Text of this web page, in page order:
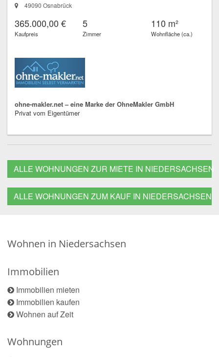
49090 Osnabrück
365.000,00 €
Kaufpreis
5
Zimmer
110 m²
Wohnfläche (ca.)
ohne-makler.net – eine Marke der OhneMakler GmbH
Privat vom Eigentümer
ALLE WOHNUNGEN ZUR MIETE IN NIEDERSACHSEN
ALLE WOHNUNGEN ZUM KAUF IN NIEDERSACHSEN
Wohnen in Niedersachsen
Immobilien
Immobilien mieten
Immobilien kaufen
Wohnen auf Zeit
Wohnungen